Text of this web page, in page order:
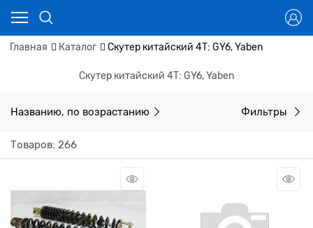
Главная Каталог Скутер китайский 4Т: GY6, Yaben
Скутер китайский 4Т: GY6, Yaben
Названию, по возрастанию Фильтры
Товаров: 266